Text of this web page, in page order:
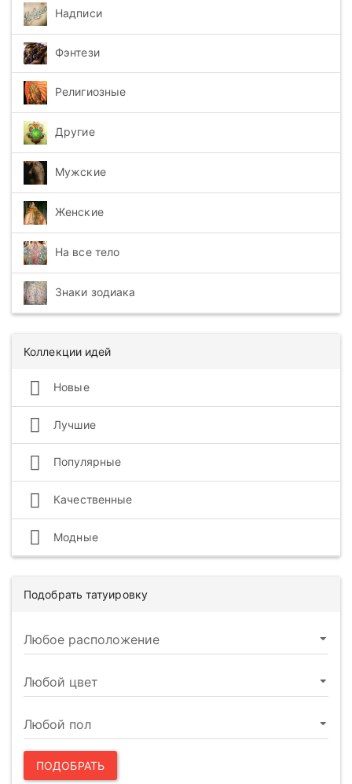
Надписи
Фэнтези
Религиозные
Другие
Мужские
Женские
На все тело
Знаки зодиака
Коллекции идей
Новые
Лучшие
Популярные
Качественные
Модные
Подобрать татуировку
ПОДОБРАТЬ